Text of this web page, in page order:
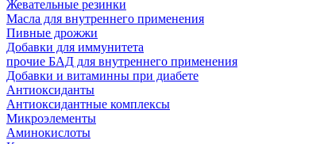
Жевательные резинки
Масла для внутреннего применения
Пивные дрожжи
Добавки для иммунитета
прочие БАД для внутреннего применения
Добавки и витаминны при диабете
Антиоксиданты
Антиоксидантные комплексы
Микроэлементы
Аминокислоты